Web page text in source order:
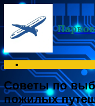
for
Советы по
пожилых